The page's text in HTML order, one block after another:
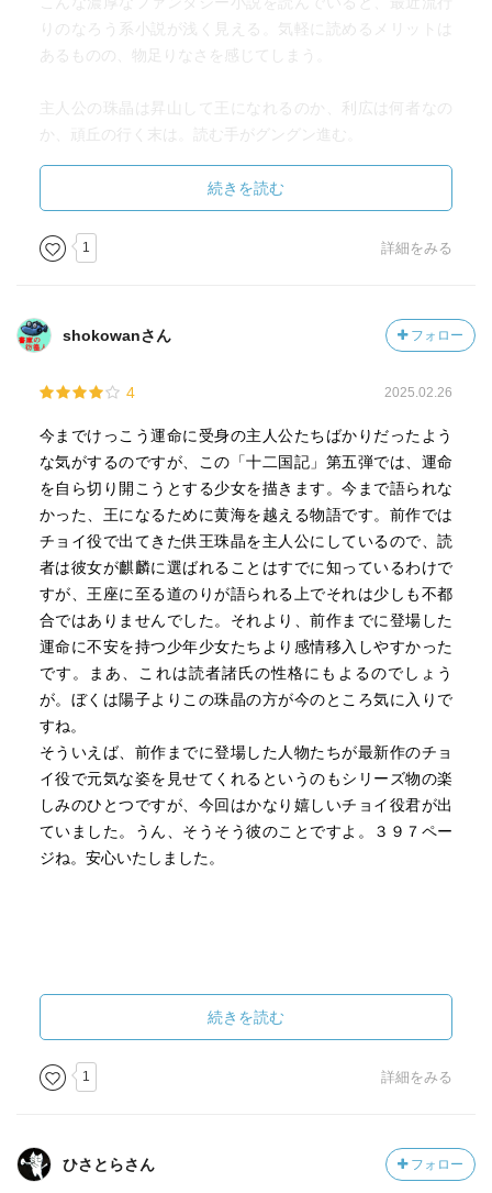
りのなろう系小説が浅く見える。気軽に読めるメリットは
あるものの、物足りなさを感じてしまう。
主人公の珠晶は昇山して王になれるのか、利広は何者なの
か、頑丘の行く末は。読む手がグングン進む。
騎馬ではなく、戦う仲間。ポケモンとは違う、飼い主も共
に戦うから。ガッシュみたいな感じか。要はビーストテイ
マー。男心をくすぐる。
いい大人たちみんな、王がいないと嘆いているだけで、誰
じだと、12歳ながら自分が王になろうと行動する。内心、
こんな小娘がなれるはずないと思うが、それでもやるだけ
やる、それでこそ言いたいことが言える。
本当にそう、素晴らしい考え。なかなか行動まで移せな
い。でも行動したからこそ成長する。
弱きを助ける。
しかし自分も強いわけではない。弱きものより少し強いだ
けで、自分も弱い。手の届く数人しか助けることはできな
い。全員を救う努力はできても、全員を救うことはできな
腑に落ちた。自分も弱いんだ。
他にも、答えを教えるだけじゃダメ。など、ただの小説で
はなく、自己啓発にもなる小説だった。
他の十二国記シリーズも読みたいが、長いな。
続きを読む
1 詳細をみる
shokowanさん フォロー
4 2025.02.26
今までけっこう運命に受身の主人公たちばかりだったよう
な気がするのですが、この「十二国記」第五弾では、運命
を自ら切り開こうとする少女を描きます。今まで語られな
かった、王になるために黄海を越える物語です。前作では
チョイ役で出てきた供王珠晶を主人公にしているので、読
者は彼女が麒麟に選ばれることはすでに知っているわけで
すが、王座に至る道のりが語られる上でそれは少しも不都
合ではありませんでした。それより、前作までに登場した
運命に不安を持つ少年少女たちより感情移入しやすかった
です。まあ、これは読者諸氏の性格にもよるのでしょう
が。ぼくは陽子よりこの珠晶の方が今のところ気に入りで
すね。
そういえば、前作までに登場した人物たちが最新作のチョ
イ役で元気な姿を見せてくれるというのもシリーズ物の楽
しみのひとつですが、今回はかなり嬉しいチョイ役君が出
ていました。うん、そうそう彼のことですよ。３９７ペー
ジね。安心いたしました。
続きを読む
1 詳細をみる
ひさとらさん フォロー